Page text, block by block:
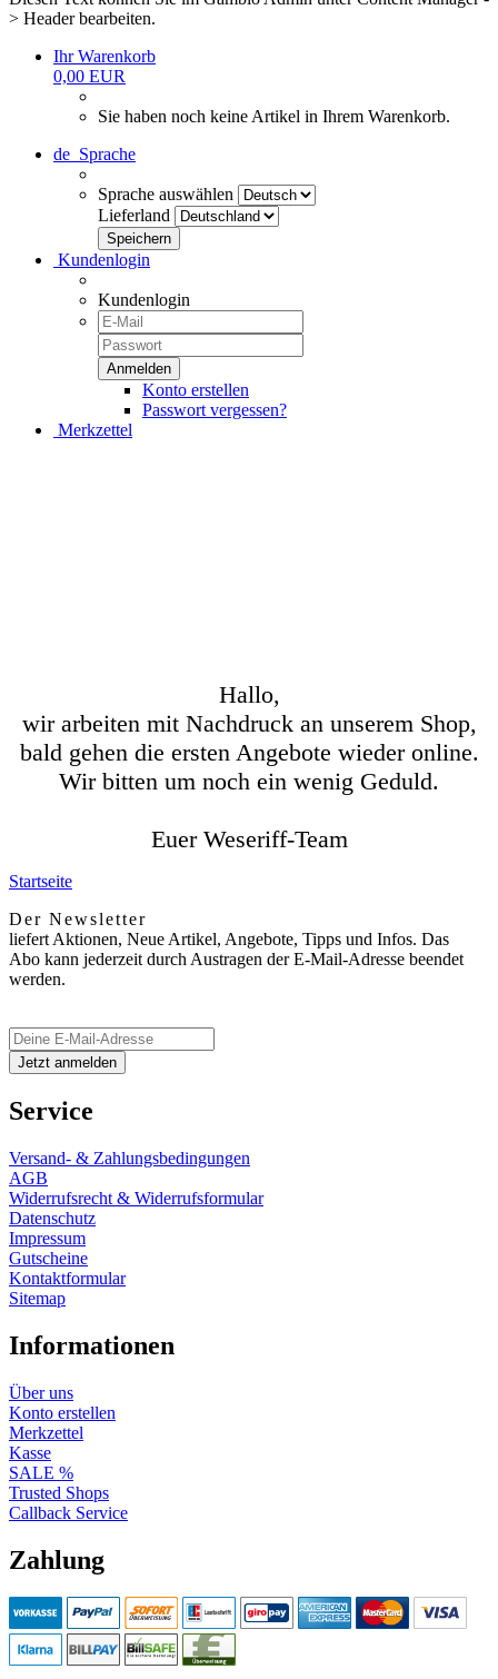
> Header bearbeiten.
Ihr Warenkorb
0,00 EUR
Sie haben noch keine Artikel in Ihrem Warenkorb.
de Sprache
Sprache auswählen
Lieferland
Kundenlogin
Kundenlogin
Konto erstellen
Passwort vergessen?
Merkzettel
Hallo,
wir arbeiten mit Nachdruck an unserem Shop,
bald gehen die ersten Angebote wieder online.
Wir bitten um noch ein wenig Geduld.
Euer Weseriff-Team
Startseite
Der Newsletter
liefert Aktionen, Neue Artikel, Angebote, Tipps und Infos. Das
Abo kann jederzeit durch Austragen der E-Mail-Adresse beendet
werden.
Service
Versand- & Zahlungsbedingungen
AGB
Widerrufsrecht & Widerrufsformular
Datenschutz
Impressum
Gutscheine
Kontaktformular
Sitemap
Informationen
Über uns
Konto erstellen
Merkzettel
Kasse
SALE %
Trusted Shops
Callback Service
Zahlung